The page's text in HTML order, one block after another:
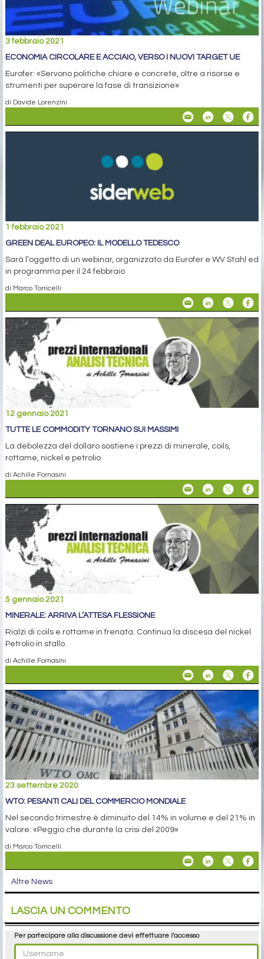
3 febbraio 2021
ECONOMIA CIRCOLARE E ACCIAIO, VERSO I NUOVI TARGET UE
Eurofer: «Servono politiche chiare e concrete, oltre a risorse e
strumenti per superare la fase di transizione»
di Davide Lorenzini
1 febbraio 2021
GREEN DEAL EUROPEO: IL MODELLO TEDESCO
Sarà l’oggetto di un webinar, organizzato da Eurofer e WV Stahl ed
in programma per il 24 febbraio
di Marco Torricelli
12 gennaio 2021
TUTTE LE COMMODITY TORNANO SUI MASSIMI
La debolezza del dollaro sostiene i prezzi di minerale, coils,
rottame, nickel e petrolio
di Achille Fornasini
5 gennaio 2021
MINERALE: ARRIVA L’ATTESA FLESSIONE
Rialzi di coils e rottame in frenata. Continua la discesa del nickel.
Petrolio in stallo.
di Achille Fornasini
23 settembre 2020
WTO: PESANTI CALI DEL COMMERCIO MONDIALE
Nel secondo trimestre è diminuito del 14% in volume e del 21% in
valore: «Peggio che durante la crisi del 2009»
di Marco Torricelli
Altre News
LASCIA UN COMMENTO
Per partecipare alla discussione devi effettuare l'accesso